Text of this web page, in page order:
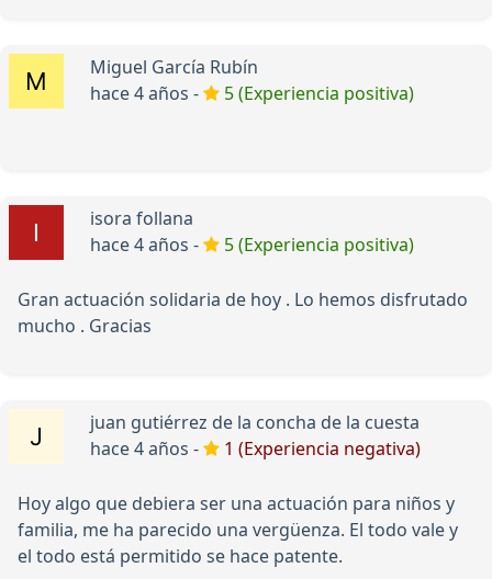
Miguel García Rubín
hace 4 años -
5 (Experiencia positiva)
isora follana
hace 4 años -
5 (Experiencia positiva)
Gran actuación solidaria de hoy . Lo hemos disfrutado
mucho . Gracias
juan gutiérrez de la concha de la cuesta
hace 4 años -
1 (Experiencia negativa)
Hoy algo que debiera ser una actuación para niños y
familia, me ha parecido una vergüenza. El todo vale y
el todo está permitido se hace patente.